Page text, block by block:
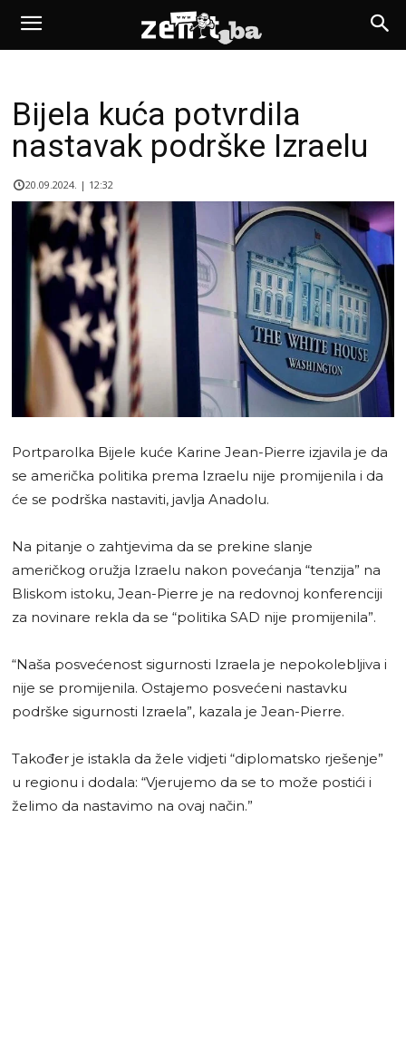
Bijela kuća potvrdila
nastavak podrške Izraelu
20.09.2024. | 12:32
Portparolka Bijele kuće Karine Jean-Pierre izjavila je da
se američka politika prema Izraelu nije promijenila i da
će se podrška nastaviti, javlja Anadolu.
Na pitanje o zahtjevima da se prekine slanje
američkog oružja Izraelu nakon povećanja “tenzija” na
Bliskom istoku, Jean-Pierre je na redovnoj konferenciji
za novinare rekla da se “politika SAD nije promijenila”.
“Naša posvećenost sigurnosti Izraela je nepokolebljiva i
nije se promijenila. Ostajemo posvećeni nastavku
podrške sigurnosti Izraela”, kazala je Jean-Pierre.
Također je istakla da žele vidjeti “diplomatsko rješenje”
u regionu i dodala: “Vjerujemo da se to može postići i
želimo da nastavimo na ovaj način.”